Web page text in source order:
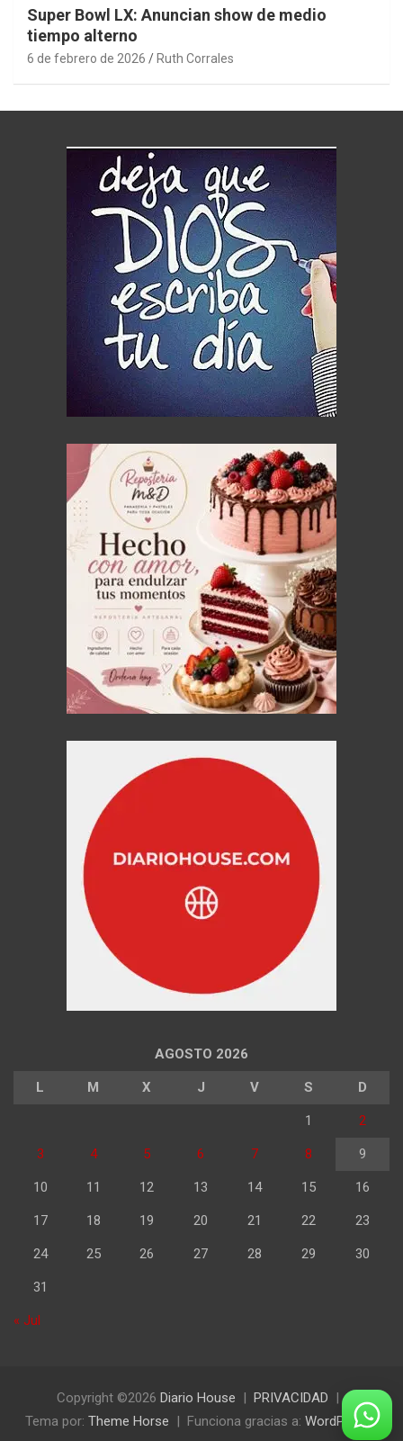
Super Bowl LX: Anuncian show de medio
tiempo alterno
6 de febrero de 2026 Ruth Corrales
AGOSTO 2026
L M X J V S D
1 2
3 4 5 6 7 8 9
10 11 12 13 14 15 16
17 18 19 20 21 22 23
24 25 26 27 28 29 30
31
« Jul
Copyright ©2026 Diario House
PRIVACIDAD
Tema por: Theme Horse Funciona gracias a: WordPress